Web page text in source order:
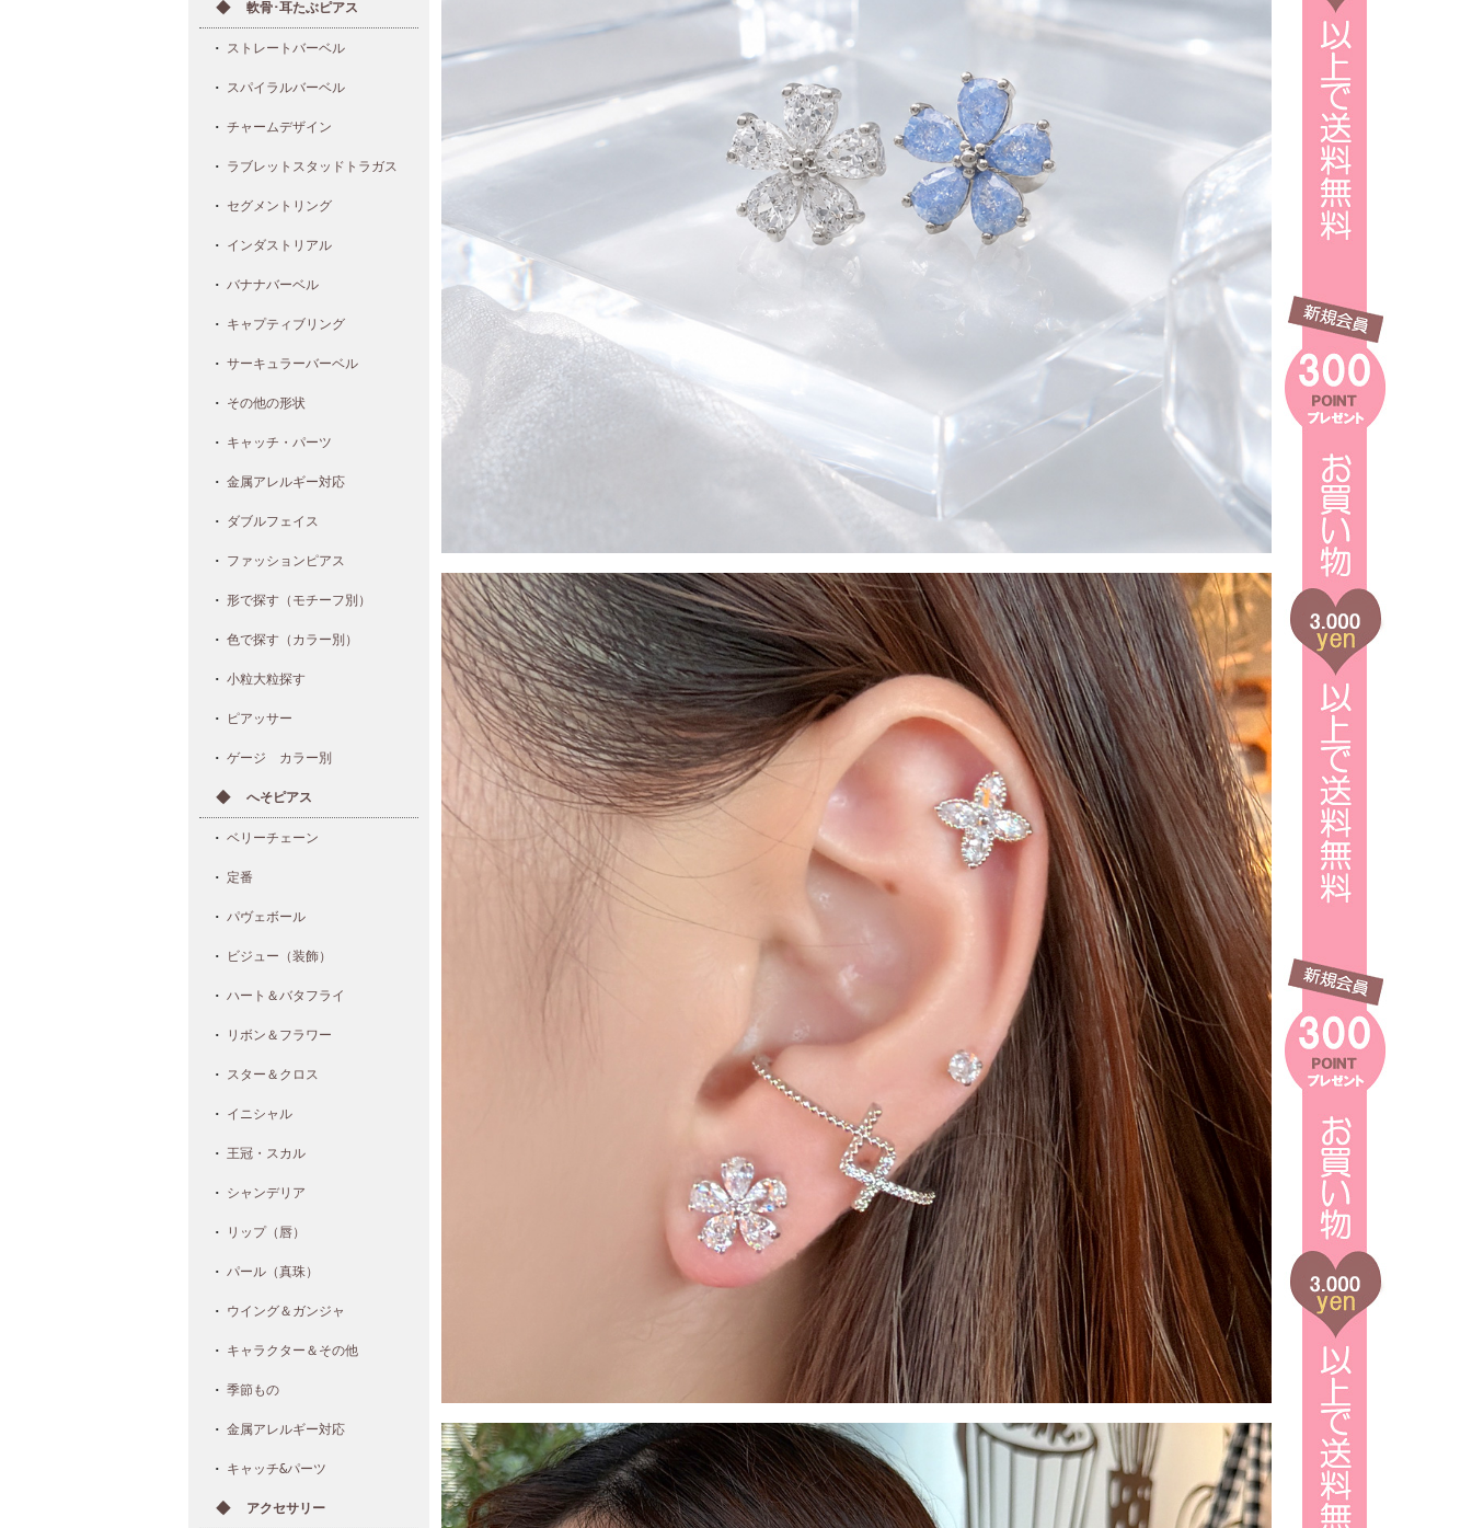
軟骨･耳たぶピアス
ストレートバーベル
スパイラルバーベル
チャームデザイン
ラブレットスタッドトラガス
セグメントリング
インダストリアル
バナナバーベル
キャプティブリング
サーキュラーバーベル
その他の形状
キャッチ・パーツ
金属アレルギー対応
ダブルフェイス
ファッションピアス
形で探す（モチーフ別）
色で探す（カラー別）
小粒大粒探す
ピアッサー
ゲージ カラー別
へそピアス
ベリーチェーン
定番
パヴェボール
ビジュー（装飾）
ハート＆バタフライ
リボン＆フラワー
スター＆クロス
イニシャル
王冠・スカル
シャンデリア
リップ（唇）
パール（真珠）
ウイング＆ガンジャ
キャラクター＆その他
季節もの
金属アレルギー対応
キャッチ&パーツ
アクセサリー